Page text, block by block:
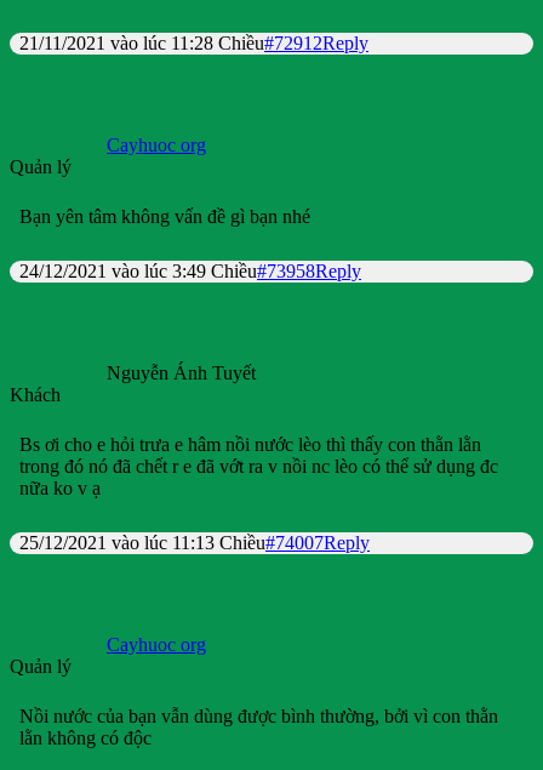
21/11/2021 vào lúc 11:28 Chiều#72912Reply
Cayhuoc org
Quản lý
Bạn yên tâm không vấn đề gì bạn nhé
24/12/2021 vào lúc 3:49 Chiều#73958Reply
Nguyễn Ánh Tuyết
Khách
Bs ơi cho e hỏi trưa e hâm nồi nước lèo thì thấy con thằn lằn
trong đó nó đã chết r e đã vớt ra v nồi nc lèo có thể sử dụng đc
nữa ko v ạ
25/12/2021 vào lúc 11:13 Chiều#74007Reply
Cayhuoc org
Quản lý
Nồi nước của bạn vẫn dùng được bình thường, bởi vì con thằn
lằn không có độc